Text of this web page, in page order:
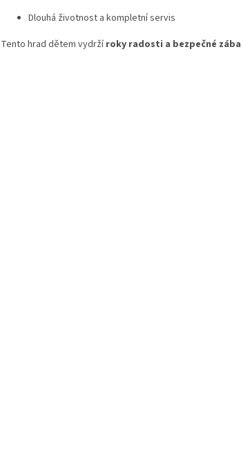
Dlouhá životnost a kompletní servis
Tento hrad dětem vydržíroky radosti a bezpečné